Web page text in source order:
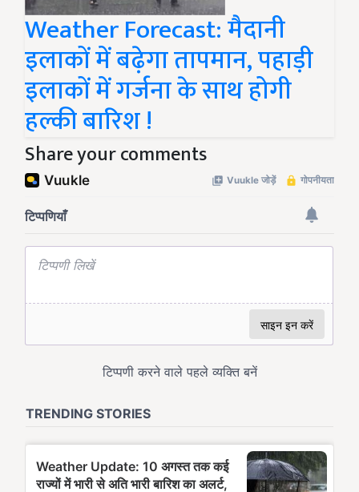
Weather Forecast: मैदानी
इलाकों में बढ़ेगा तापमान, पहाड़ी
इलाकों में गर्जना के साथ होगी
हल्की बारिश !
Share your comments